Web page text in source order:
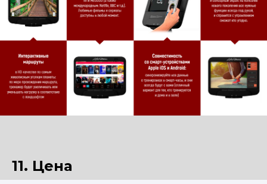
11. Цена